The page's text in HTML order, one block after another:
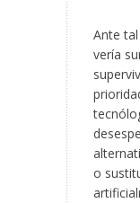
Ante
vería
o